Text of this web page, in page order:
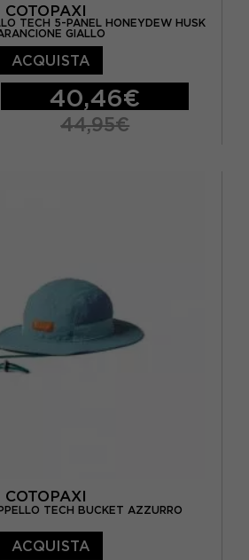
COTOPAXI
TECH 5-PANEL HONEYDEW HUSK
GIALLO
ACQUISTA
40,46€
44,95€
COTOPAXI
TECH BUCKET AZZURRO
ACQUISTA